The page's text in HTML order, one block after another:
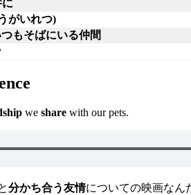
がいれつ)
もそばにいる仲間
we share with our pets.
分かち合う友情についての映画なん